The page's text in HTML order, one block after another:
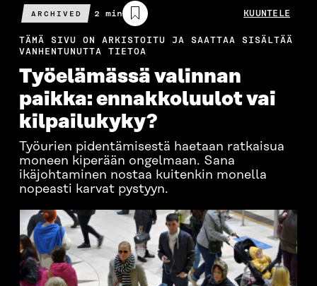
ARCHIVED
Arvioitu
lukuaika
2 min KUUNTELE
TÄMÄ SIVU ON ARKISTOITU JA SAATTAA SISÄLTÄÄ
VANHENTUNUTTA TIETOA
Työelämässä valinnan
paikka: ennakkoluulot vai
kilpailukyky?
Työurien pidentämisestä haetaan ratkaisua
moneen kiperään ongelmaan. Sana
ikäjohtaminen nostaa kuitenkin monella
nopeasti karvat pystyyn.